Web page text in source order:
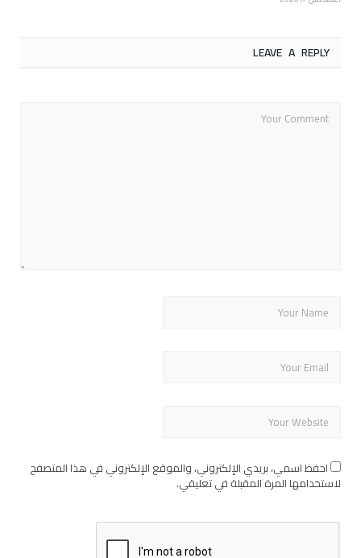
LEAVE A REPLY
احفظ اسمي، بريدي الإلكتروني، والموقع الإلكتروني في هذا المتصفح
لاستخدامها المرة المقبلة في تعليقي.